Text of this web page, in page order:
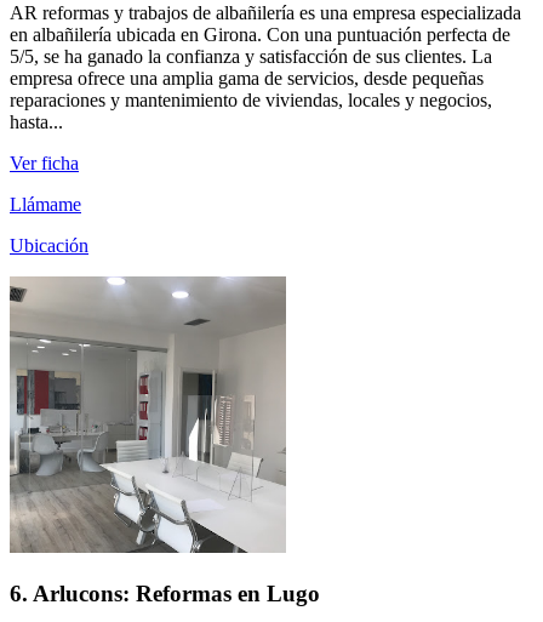
AR reformas y trabajos de albañilería es una empresa especializada
en albañilería ubicada en Girona. Con una puntuación perfecta de
5/5, se ha ganado la confianza y satisfacción de sus clientes. La
empresa ofrece una amplia gama de servicios, desde pequeñas
reparaciones y mantenimiento de viviendas, locales y negocios,
hasta...
Ver ficha
Llámame
Ubicación
6. Arlucons: Reformas en Lugo